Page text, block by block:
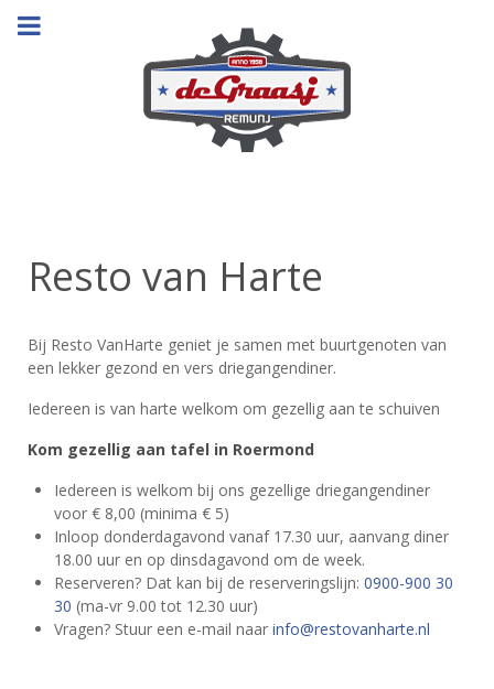
Resto van Harte
Bij Resto VanHarte geniet je samen met buurtgenoten van
een lekker gezond en vers driegangendiner.
Iedereen is van harte welkom om gezellig aan te schuiven
Kom gezellig aan tafel in Roermond
Iedereen is welkom bij ons gezellige driegangendiner
voor € 8,00 (minima € 5)
Inloop donderdagavond vanaf 17.30 uur, aanvang diner
18.00 uur en op dinsdagavond om de week.
Reserveren? Dat kan bij de reserveringslijn: 0900-900 30
30 (ma-vr 9.00 tot 12.30 uur)
Vragen? Stuur een e-mail naar info@restovanharte.nl